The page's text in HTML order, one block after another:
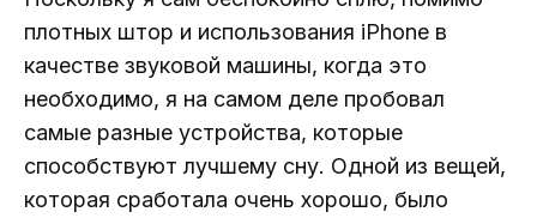
плотных штор и использования iPhone в
качестве звуковой машины, когда это
необходимо, я на самом деле пробовал
самые разные устройства, которые
способствуют лучшему сну. Одной из вещей,
которая сработала очень хорошо, было